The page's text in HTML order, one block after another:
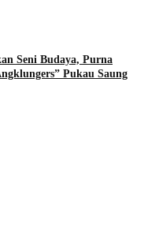
Seni Budaya, Purna
Pukau Saung